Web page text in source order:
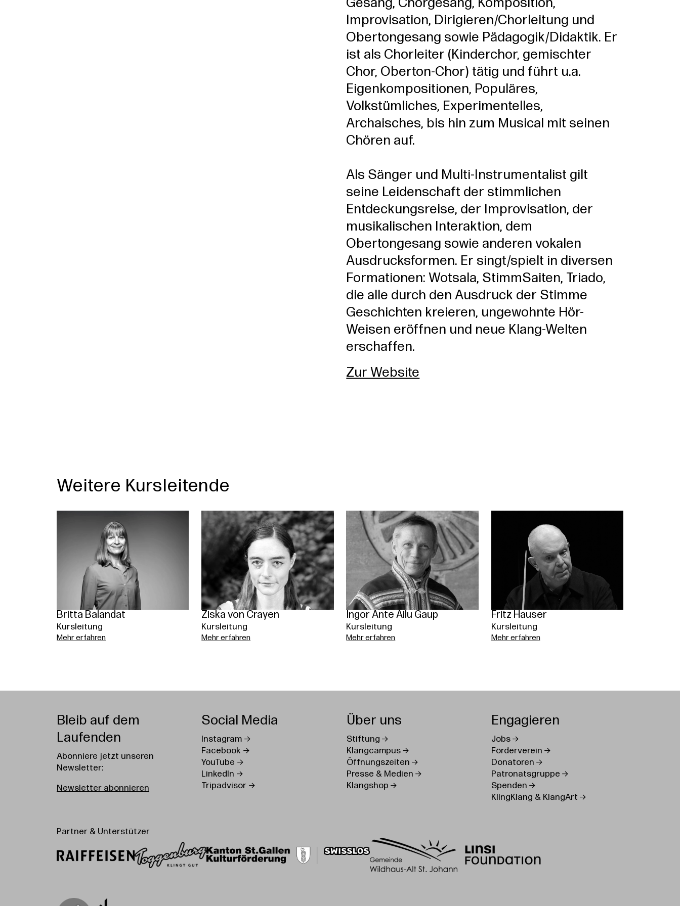
Gesang, Chorgesang, Komposition,
Improvisation, Dirigieren/Chorleitung und
Obertongesang sowie Pädagogik/Didaktik. Er
ist als Chorleiter (Kinderchor, gemischter
Chor, Oberton-Chor) tätig und führt u.a.
Eigenkompositionen, Populäres,
Volkstümliches, Experimentelles,
Archaisches, bis hin zum Musical mit seinen
Chören auf.
Als Sänger und Multi-Instrumentalist gilt
seine Leidenschaft der stimmlichen
Entdeckungsreise, der Improvisation, der
musikalischen Interaktion, dem
Obertongesang sowie anderen vokalen
Ausdrucksformen. Er singt/spielt in diversen
Formationen: Wotsala, StimmSaiten, Triado,
die alle durch den Ausdruck der Stimme
Geschichten kreieren, ungewohnte Hör-
Weisen eröffnen und neue Klang-Welten
erschaffen.
Zur Website
Weitere Kursleitende
Britta Balandat
Kursleitung
Mehr erfahren
Ziska von Crayen
Kursleitung
Mehr erfahren
Ingor Ante Ailu Gaup
Kursleitung
Mehr erfahren
Fritz Hauser
Kursleitung
Mehr erfahren
Bleib auf dem
Laufenden
Abonniere jetzt unseren
Newsletter:
Newsletter abonnieren
Social Media
Instagram
Facebook
YouTube
LinkedIn
Tripadvisor
Über uns
Stiftung
Klangcampus
Öffnungszeiten
Presse & Medien
Klangshop
Engagieren
Jobs
Förderverein
Donatoren
Patronatsgruppe
Spenden
KlingKlang & KlangArt
Partner & Unterstützer